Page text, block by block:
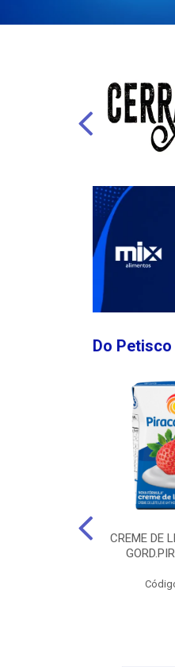
Do
CREME DE